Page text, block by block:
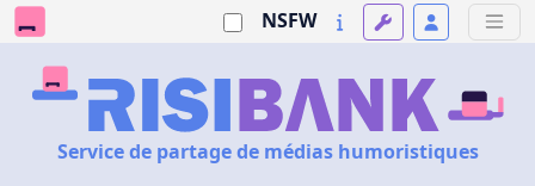
NSFW
Service de partage de médias humoristiques